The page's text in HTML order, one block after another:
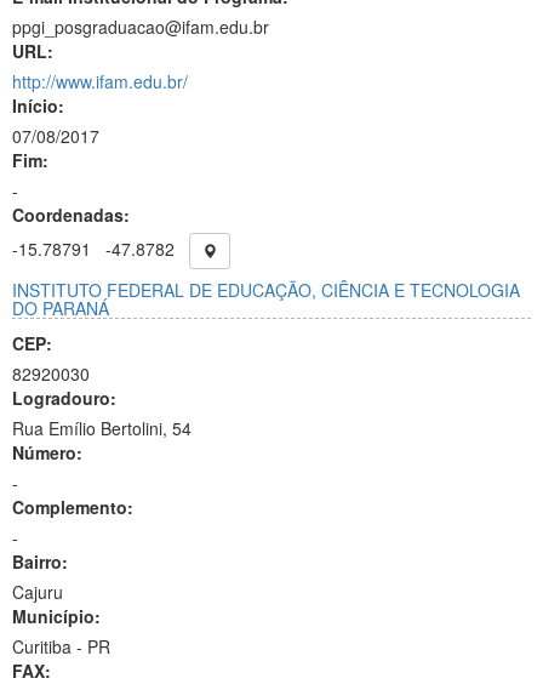
ppgi_posgraduacao@ifam.edu.br
URL:
http://www.ifam.edu.br/
Início:
07/08/2017
Fim:
-
Coordenadas:
-15.78791
-47.8782
INSTITUTO FEDERAL DE EDUCAÇÃO, CIÊNCIA E TECNOLOGIA
DO PARANÁ
CEP:
82920030
Logradouro:
Rua Emílio Bertolini, 54
Número:
-
Complemento:
-
Bairro:
Cajuru
Município:
Curitiba - PR
FAX: